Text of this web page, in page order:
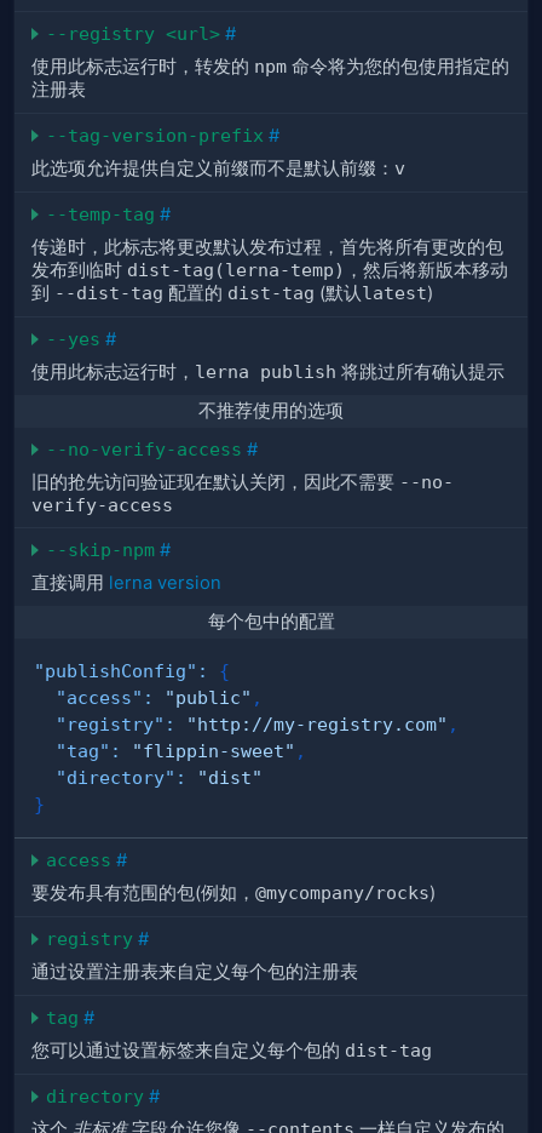
--registry <url> #
使用此标志运行时，转发的 npm 命令将为您的包使用指定的
注册表
--tag-version-prefix #
此选项允许提供自定义前缀而不是默认前缀： v
--temp-tag #
传递时，此标志将更改默认发布过程，首先将所有更改的包
发布到临时 dist-tag(lerna-temp) ，然后将新版本移动
到 --dist-tag 配置的 dist-tag (默认latest)
--yes #
使用此标志运行时， lerna publish 将跳过所有确认提示
不推荐使用的选项
--no-verify-access #
旧的抢先访问验证现在默认关闭，因此不需要 --no-
verify-access
--skip-npm #
直接调用 lerna version
每个包中的配置
"publishConfig" :
{
"access" : "public" ,
"registry" : "http://my-registry.com" ,
"tag" : "flippin-sweet" ,
"directory" :
"dist"
}
access #
要发布具有范围的包(例如， @mycompany/rocks)
registry #
通过设置注册表来自定义每个包的注册表
tag #
您可以通过设置标签来自定义每个包的 dist-tag
directory #
--contents